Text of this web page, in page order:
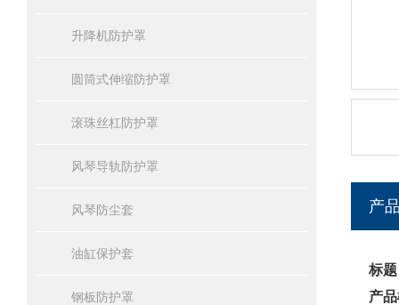
升降机防护罩
圆筒式伸缩防护罩
滚珠丝杠防护罩
风琴导轨防护罩
风琴防尘套
油缸保护套
钢板防护罩
产
标
产